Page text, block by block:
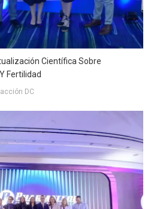
Científica Sobre
Fertilidad
DC